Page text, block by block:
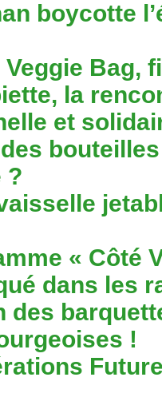
boycotte
Veggie Bag,
la
et
?
« Côté
dans les
des
!